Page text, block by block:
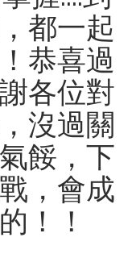
都一起
恭喜過
各位對
沒過關
餒，下
，會成
！！